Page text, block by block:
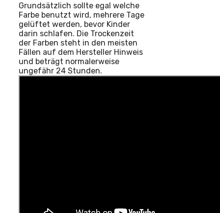
Grundsätzlich sollte egal welche
Farbe benutzt wird, mehrere Tage
gelüftet werden, bevor Kinder
darin schlafen. Die Trockenzeit
der Farben steht in den meisten
Fällen auf dem Hersteller Hinweis
und beträgt normalerweise
ungefähr 24 Stunden.